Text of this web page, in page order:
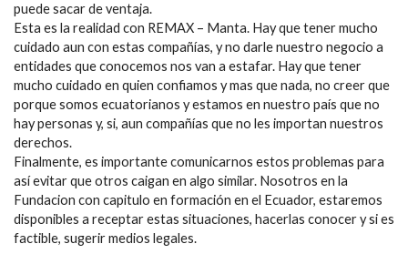
puede sacar de ventaja.
Esta es la realidad con REMAX – Manta. Hay que tener mucho
cuidado aun con estas compañías, y no darle nuestro negocio a
entidades que conocemos nos van a estafar. Hay que tener
mucho cuidado en quien confiamos y mas que nada, no creer que
porque somos ecuatorianos y estamos en nuestro país que no
hay personas y, si, aun compañías que no les importan nuestros
derechos.
Finalmente, es importante comunicarnos estos problemas para
así evitar que otros caigan en algo similar. Nosotros en la
Fundacion con capitulo en formación en el Ecuador, estaremos
disponibles a receptar estas situaciones, hacerlas conocer y si es
factible, sugerir medios legales.